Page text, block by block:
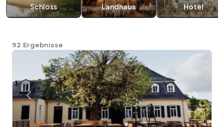
Schloss Landhaus Hotel
92 Ergebnisse